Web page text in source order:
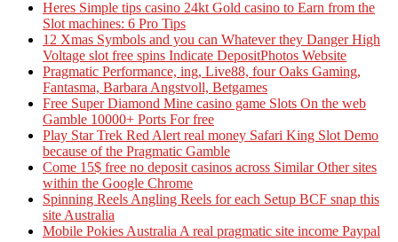
Heres Simple tips casino 24kt Gold casino to Earn from the
Slot machines: 6 Pro Tips
12 Xmas Symbols and you can Whatever they Danger High
Voltage slot free spins Indicate DepositPhotos Website
Pragmatic Performance, ing, Live88, four Oaks Gaming,
Fantasma, Barbara Angstvoll, Betgames
Free Super Diamond Mine casino game Slots On the web
Gamble 10000+ Ports For free
Play Star Trek Red Alert real money Safari King Slot Demo
because of the Pragmatic Gamble
Come 15$ free no deposit casinos across Similar Other sites
within the Google Chrome
Spinning Reels Angling Reels for each Setup BCF snap this
site Australia
Mobile Pokies Australia A real pragmatic site income Paypal